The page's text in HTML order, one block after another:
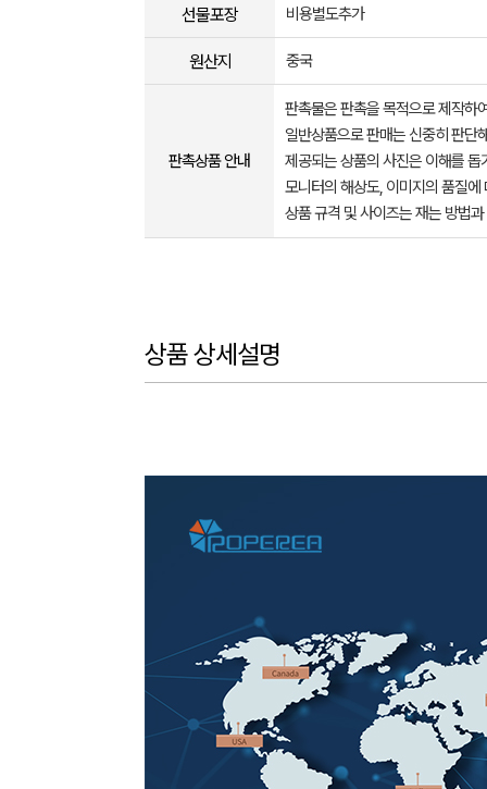
선물포장 비용별도추가
원산지 중국
판촉상품 안내
판촉물은 판촉을 목적으로 제작하
일반상품으로 판매는 신중히 판단
제공되는 상품의 사진은 이해를
모니터의 해상도, 이미지의 품질
상품 규격 및 사이즈는 재는 방법
상품 상세설명